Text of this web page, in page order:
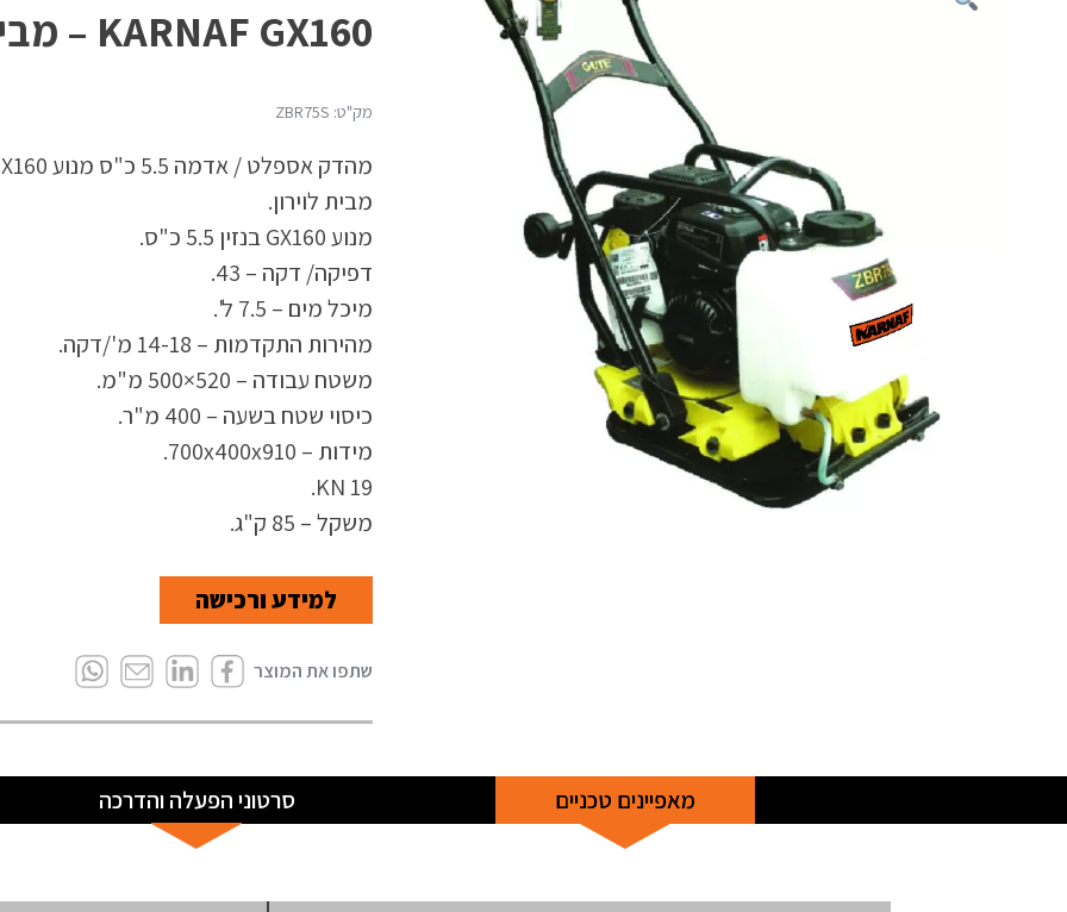
KARNAF GX160 – מבית לוירון
מק"ט: ZBR75S
מבית לוירון.
מנוע GX160 בנזין 5.5 כ"ס.
דפיקה/ דקה – 43.
מיכל מים – 7.5 ל'.
מהירות התקדמות – 14-18 מ'/דקה.
משטח עבודה – 520×500 מ"מ.
כיסוי שטח בשעה – 400 מ"ר.
מידות – 700x400x910.
19 KN.
משקל – 85 ק"ג.
למידע ורכישה
מאפיינים טכניים סרטוני הפעלה והדרכה